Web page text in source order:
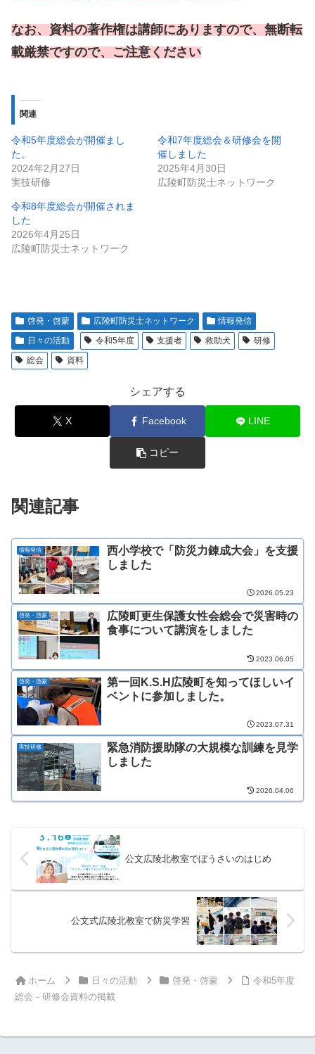
なお、資料の著作権は講師にありますので、無断転
載厳禁ですので、ご注意ください
関連
令和5年度総会が開催まし
た。
2024年2月27日
実技研修
令和7年度総会＆研修会を開
催しました
2025年4月30日
広陵町防災士ネットワーク
令和8年度総会が開催されま
した
2026年4月25日
広陵町防災士ネットワーク
啓発・啓蒙 広陵町防災士ネットワーク
情報発信
日々の活動
令和5年度 支援者 救助犬
研修
総会
資料
シェアする
X Facebook LINE
コピー
関連記事
情報発信
西小学校で「防災力錬成大会」を支援
しました
2026.05.23
啓発・啓蒙
広陵町更生保護女性会総会で災害時の
食事について講演をしました
2023.06.05
啓発・啓蒙
第一回K.S.H広陵町を知ってほしいイ
ベントに参加しました。
2023.07.31
実技研修
緊急消防援助隊の大規模な訓練を見学
しました
2026.04.06
公文広陵北教室でぼうさいのはじめ
公文式広陵北教室で防災学習
ホーム 日々の活動 啓発・啓蒙
令和5年度
総会－研修会資料の掲載